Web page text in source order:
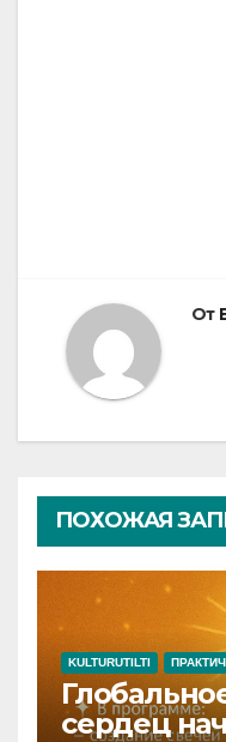
От
ПОХОЖАЯ
KULTURUTILTI
сердец